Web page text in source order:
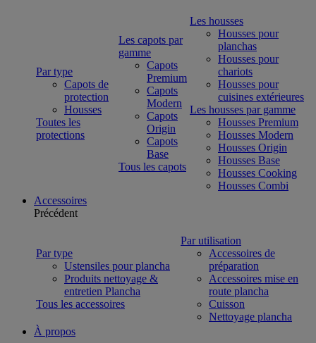
Par type
Capots de
protection
Housses
Toutes les
protections
Les capots par
gamme
Capots
Premium
Capots
Modern
Capots
Origin
Capots
Base
Tous les capots
Les housses
Housses pour
planchas
Housses pour
chariots
Housses pour
cuisines extérieures
Les housses par gamme
Housses Premium
Housses Modern
Housses Origin
Housses Base
Housses Cooking
Housses Combi
Accessoires
Précédent
Par type
Ustensiles pour plancha
Produits nettoyage &
entretien Plancha
Tous les accessoires
Par utilisation
Accessoires de
préparation
Accessoires mise en
route plancha
Cuisson
Nettoyage plancha
À propos